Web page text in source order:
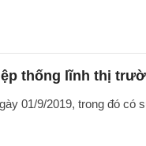
thống lĩnh thị
01/9/2019, trong đó